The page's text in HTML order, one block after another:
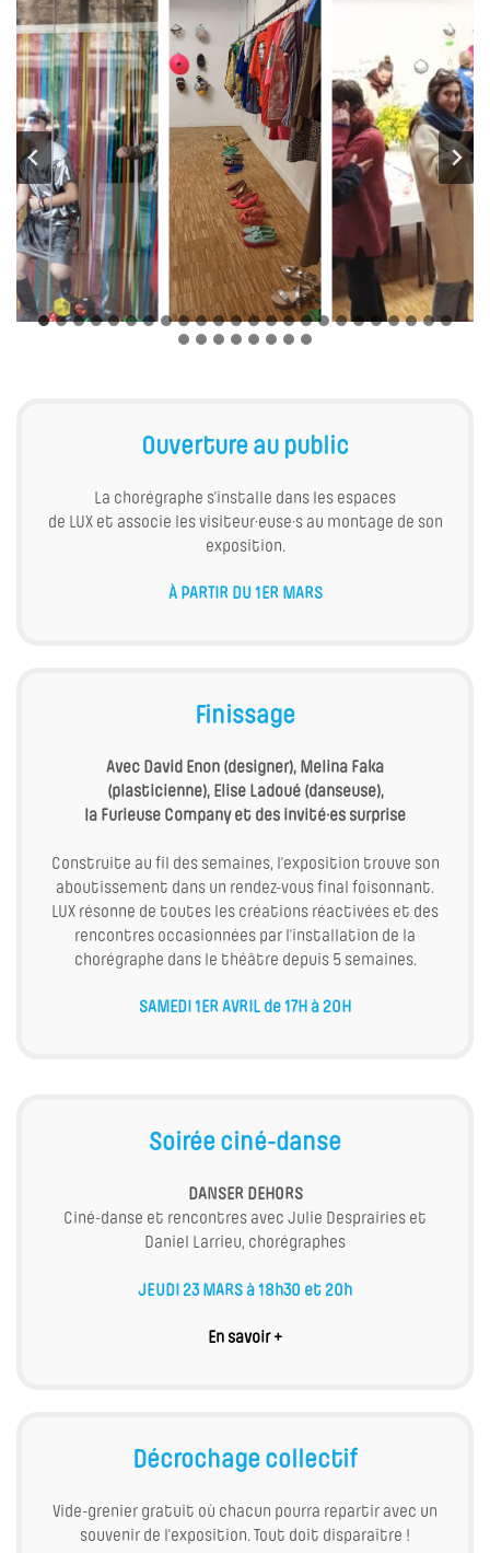
Ouverture au public
La chorégraphe s’installe dans les espaces
de LUX et associe les visiteur·euse·s au montage de son
exposition.
À PARTIR DU 1ER MARS
Finissage
Avec David Enon (designer), Melina Faka
(plasticienne), Elise Ladoué (danseuse),
la Furieuse Company et des invité·es surprise
Construite au fil des semaines, l’exposition trouve son
aboutissement dans un rendez-vous final foisonnant.
LUX résonne de toutes les créations réactivées et des
rencontres occasionnées par l’installation de la
chorégraphe dans le théâtre depuis 5 semaines.
SAMEDI 1ER AVRIL de 17H à 20H
Soirée ciné-danse
DANSER DEHORS
Ciné-danse et rencontres avec Julie Desprairies et
Daniel Larrieu, chorégraphes
JEUDI 23 MARS à 18h30 et 20h
En savoir +
Décrochage collectif
Vide-grenier gratuit où chacun pourra repartir avec un
souvenir de l’exposition. Tout doit disparaître !